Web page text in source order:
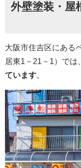
外壁塗装・
大阪市住吉区にある
居東1－21－1）では、
ています。